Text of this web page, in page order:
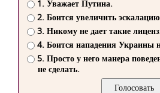
1. Уважает Путина.
2. Боится увеличить
3. Никому не дает такие
4. Боится нападения
5. Просто у него манера
не сделать.